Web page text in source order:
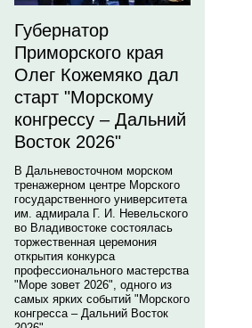
Губернатор
Приморского края
Олег Кожемяко дал
старт "Морскому
конгрессу – Дальний
Восток 2026"
В Дальневосточном морском
тренажерном центре Морского
государственного университета
им. адмирала Г. И. Невельского
во Владивостоке состоялась
торжественная церемония
открытия конкурса
профессионального мастерства
"Море зовет 2026", одного из
самых ярких событий "Морского
конгресса – Дальний Восток